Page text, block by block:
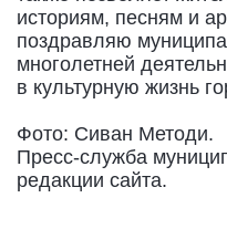
историям, песням и
поздравляю
многолетней
в культурную жизнь
Фото: Сиван Методи.
Пресс-служба
редакции сайта.